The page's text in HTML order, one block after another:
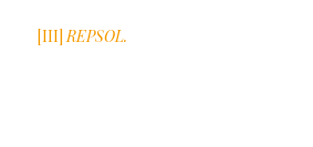
[III] REPSOL.